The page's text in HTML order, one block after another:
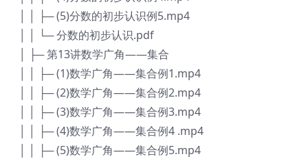
│ │ ├─ (5)分数的初步认识例5.mp4
│ │ └─ 分数的初步认识.pdf
│ ├─ 第13讲数学广角——集合
│ │ ├─ (1)数学广角——集合例1.mp4
│ │ ├─ (2)数学广角——集合例2.mp4
│ │ ├─ (3)数学广角——集合例3.mp4
│ │ ├─ (4)数学广角——集合例4 .mp4
│ │ ├─ (5)数学广角——集合例5.mp4